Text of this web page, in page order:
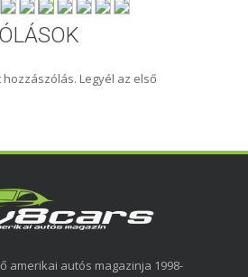
Legyél az első
amerikai autós magazinja 1998-